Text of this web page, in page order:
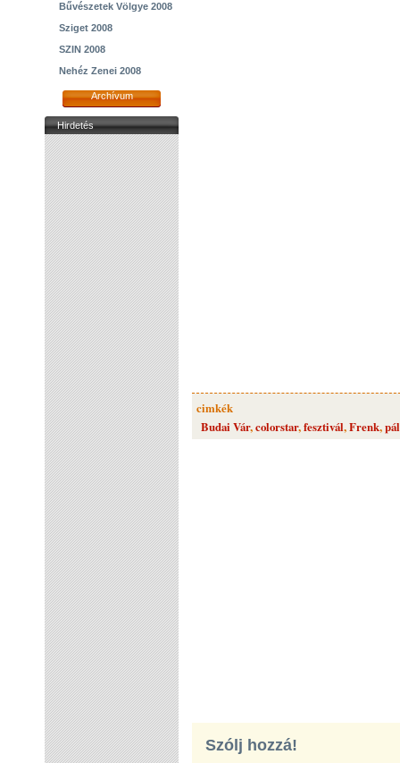
Bűvészetek Völgye 2008
Sziget 2008
SZIN 2008
Nehéz Zenei 2008
Archívum
Hirdetés
cimkék
Budai Vár,colorstar,fesztivál,Frenk,
Szólj hozzá!